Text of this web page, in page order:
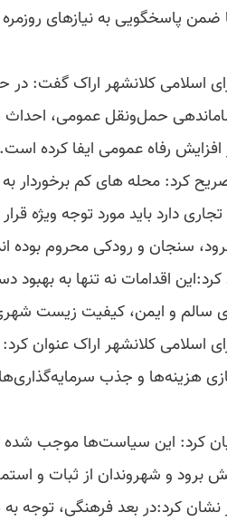
ضمن پاسخگویی به نیازهای
اسلامی کلانشهر اراک گفت:
حمل‌ونقل عمومی،
رفاه عمومی ایفا کرده است.
کرد: محله های کم برخوردار
دارد باید مورد توجه ویژه
سنجان و رودکی محروم بوده
کرد:این اقدامات نه تنها به
سالم و ایمن، کیفیت زیست شهری
اسلامی کلانشهر اراک عنوان
هزینه‌ها و جذب
کرد: این سیاست‌ها موجب شده
برود و شهروندان از ثبات و
کرد:در بعد فرهنگی، توجه